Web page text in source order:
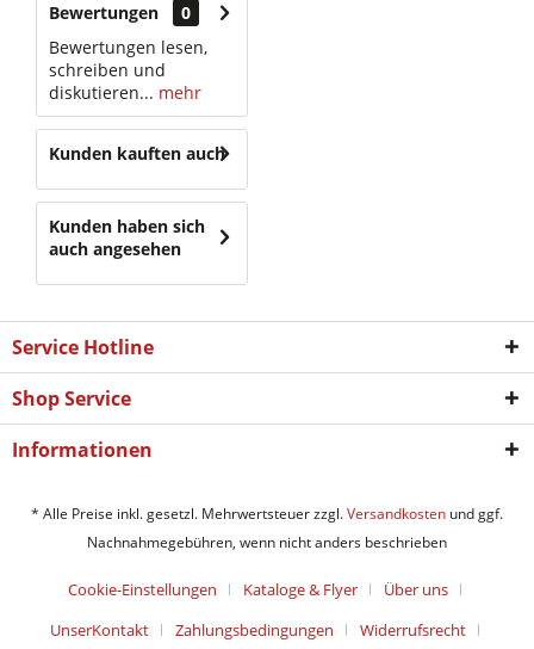
Bewertungen
0
Bewertungen lesen,
schreiben und
diskutieren... mehr
Kunden kauften auch
Kunden haben sich
auch angesehen
Service Hotline
Shop Service
Informationen
* Alle Preise inkl. gesetzl. Mehrwertsteuer zzgl.Versandkosten und ggf.
Nachnahmegebühren, wenn nicht anders beschrieben
Cookie-Einstellungen Kataloge & Flyer
Über uns
UnserKontakt
Zahlungsbedingungen Widerrufsrecht